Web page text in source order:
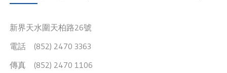
新界天水圍天柏路26號
電話 (852) 2470 3363
傳真 (852) 2470 1106